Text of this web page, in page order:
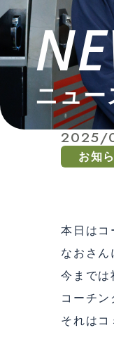
NE
ニュー
2025/
お知
本日はコ
なおさん
今までは
コーチン
それはコ